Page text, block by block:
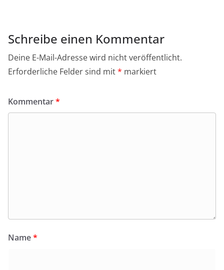
Schreibe einen Kommentar
Deine E-Mail-Adresse wird nicht veröffentlicht.
Erforderliche Felder sind mit* markiert
Kommentar*
Name*